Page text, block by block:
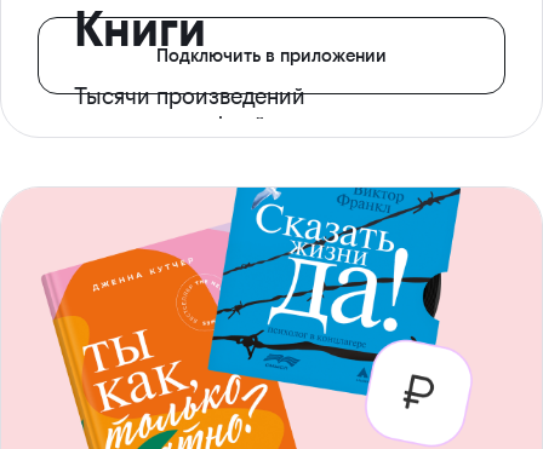
Книги
Тысячи произведений
с доступом офлайн
Подключить в приложении